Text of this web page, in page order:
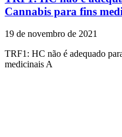
Cannabis para fins
19 de novembro de 2021
TRF1: HC não é adequado
medicinais A